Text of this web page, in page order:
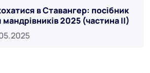
в Ставангер: посібник
мандрівників 2025 (частина ІІ)